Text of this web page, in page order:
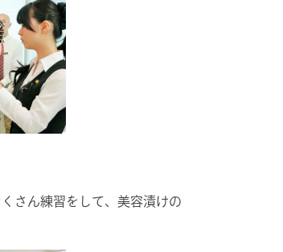
さん練習をして、美容漬けの